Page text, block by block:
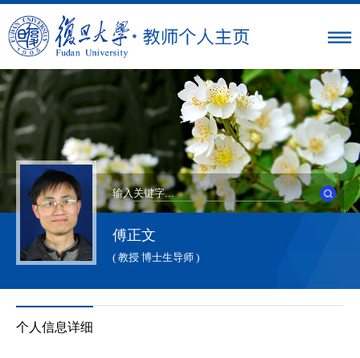
傅正文
( 教授 博士生导师 )
个人信息详细